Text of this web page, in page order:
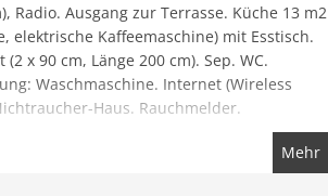
Radio. Ausgang zur Terrasse. Küche 13 m2
elektrische Kaffeemaschine) mit Esstisch.
x 90 cm, Länge 200 cm). Sep. WC.
Waschmaschine. Internet (Wireless
Haus. Rauchmelder.
Mehr